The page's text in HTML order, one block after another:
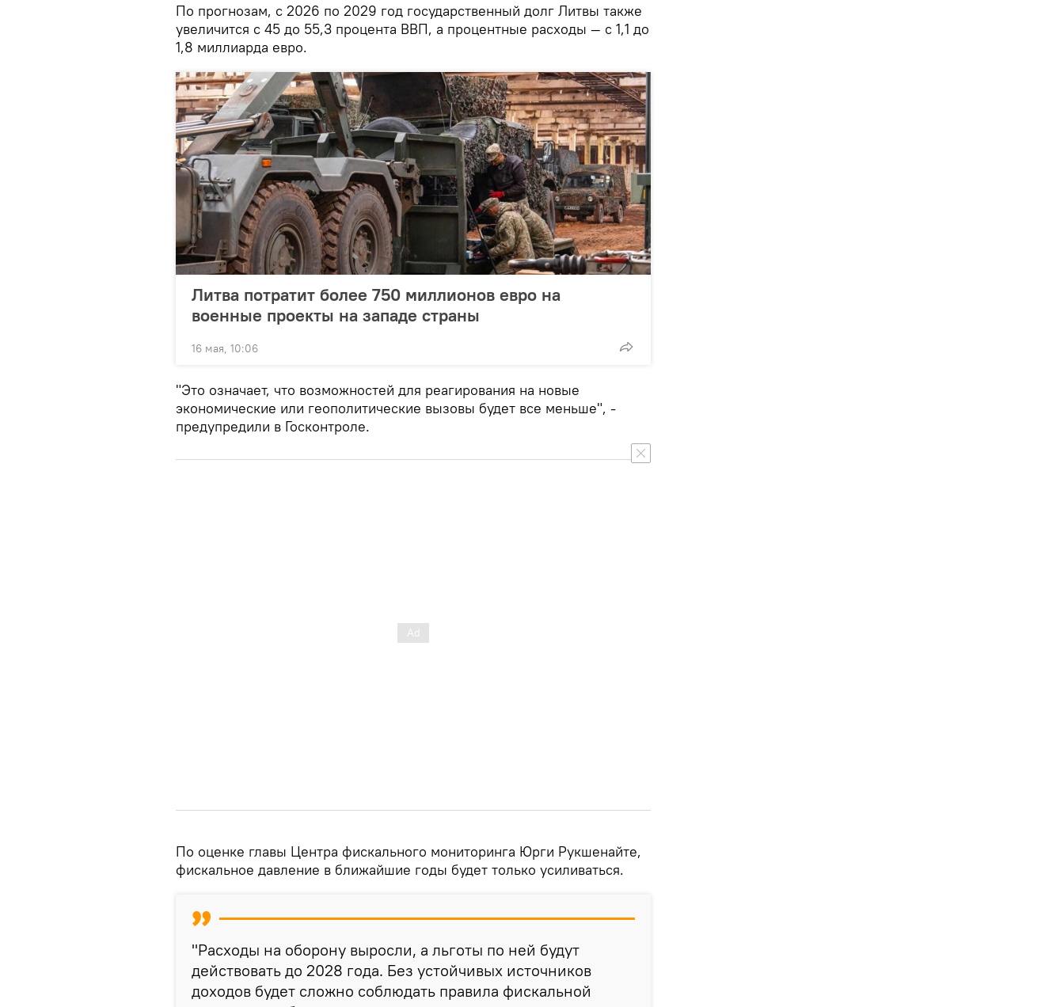
По прогнозам, с 2026 по 2029 год государственный долг Литвы также
увеличится с 45 до 55,3 процента ВВП, а процентные расходы — с 1,1 до
1,8 миллиарда евро.
Литва потратит более 750 миллионов евро на
военные проекты на западе страны
16 мая, 10:06
"Это означает, что возможностей для реагирования на новые
экономические или геополитические вызовы будет все меньше", -
предупредили в Госконтроле.
По оценке главы Центра фискального мониторинга Юрги Рукшенайте,
фискальное давление в ближайшие годы будет только усиливаться.
"Расходы на оборону выросли, а льготы по ней будут
действовать до 2028 года. Без устойчивых источников
доходов будет сложно соблюдать правила фискальной